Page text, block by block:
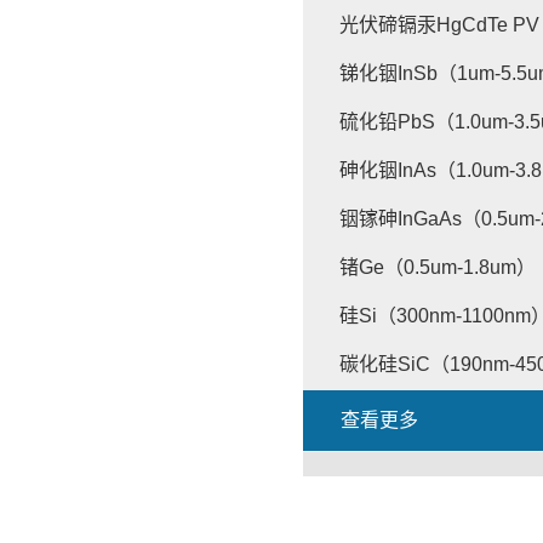
光伏碲镉汞HgCdTe
锑化铟InSb（1um-
硫化铅PbS（1.0um-
砷化铟InAs（1.0um-
铟镓砷InGaAs（
锗Ge（0.5um-1.8um）
硅Si（300nm-1100nm
碳化硅SiC（190nm-
查看更多